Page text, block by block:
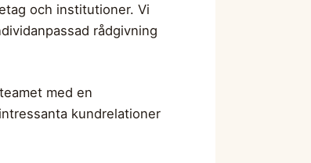
och institutioner. Vi
rådgivning
med en
kundrelationer